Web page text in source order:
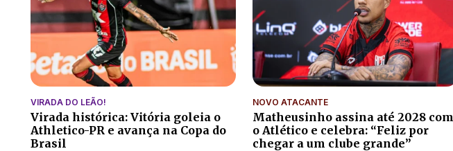
VIRADA DO LEÃO!
Virada histórica: Vitória goleia o
Athletico-PR e avança na Copa do
Brasil
NOVO ATACANTE
Matheusinho assina até 2028 com
o Atlético e celebra: “Feliz por
chegar a um clube grande”